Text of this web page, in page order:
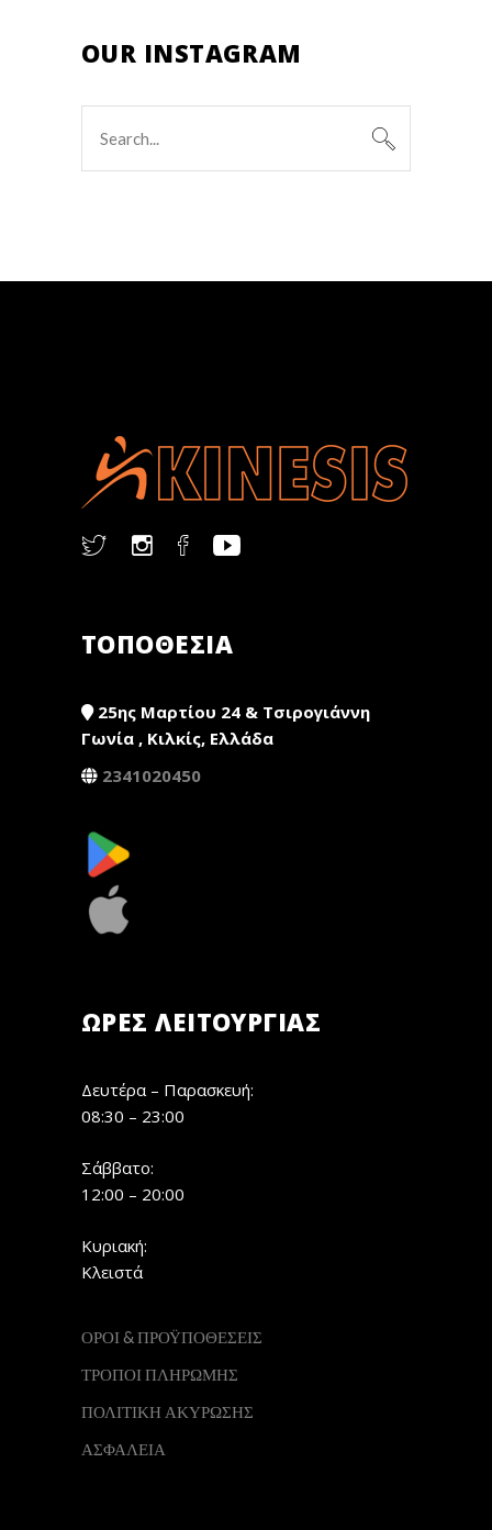
OUR INSTAGRAM
for:
ΤΟΠΟΘΕΣΙΑ
25ης Μαρτίου 24 & Τσιρογιάννη
Γωνία , Κιλκίς, Ελλάδα
2341020450
ΏΡΕΣ ΛΕΙΤΟΥΡΓΊΑΣ
Δευτέρα – Παρασκευή:
08:30 – 23:00
Σάββατο:
12:00 – 20:00
Κυριακή:
Κλειστά
ΟΡΟΙ & ΠΡΟΫΠΟΘΕΣΕΙΣ
ΤΡΟΠΟΙ ΠΛΗΡΩΜΗΣ
ΠΟΛΙΤΙΚΗ ΑΚΥΡΩΣΗΣ
ΑΣΦΑΛΕΙΑ